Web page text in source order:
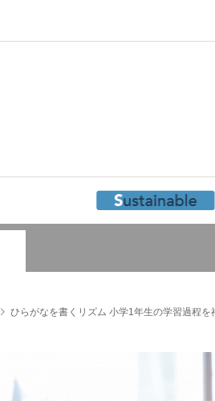
ひらがなを書くリズム 小学1年生の学習過程を